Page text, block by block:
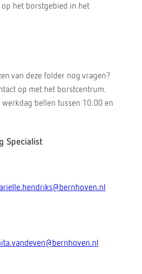
het borstgebied in het
van deze folder nog vragen?
op met het borstcentrum.
bellen tussen 10.00 en
Specialist